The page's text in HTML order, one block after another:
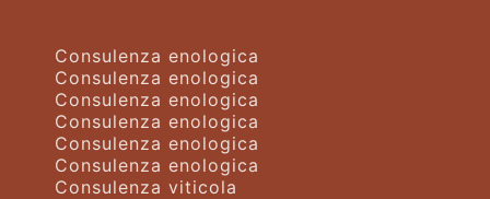
risalto l'unicità di questa Particella di
terreno.
Consulenza enologica
Consulenza enologica
Consulenza enologica
Consulenza enologica
Consulenza enologica
Consulenza enologica
Consulenza viticola